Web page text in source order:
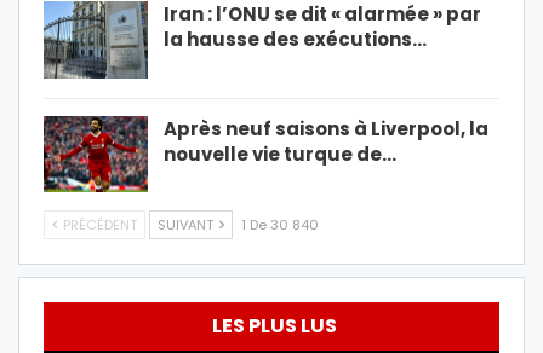
Iran : l’ONU se dit « alarmée » par
la hausse des exécutions…
Après neuf saisons à Liverpool, la
nouvelle vie turque de…
PRÉCÉDENT SUIVANT 1 De 30 840
LES PLUS LUS